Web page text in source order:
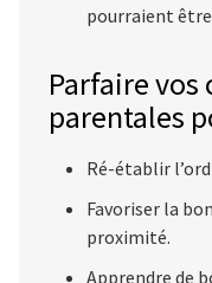
pourraient
Parfaire vos
parentales
Ré-établir
Favoriser la
proximité.
Apprendre de